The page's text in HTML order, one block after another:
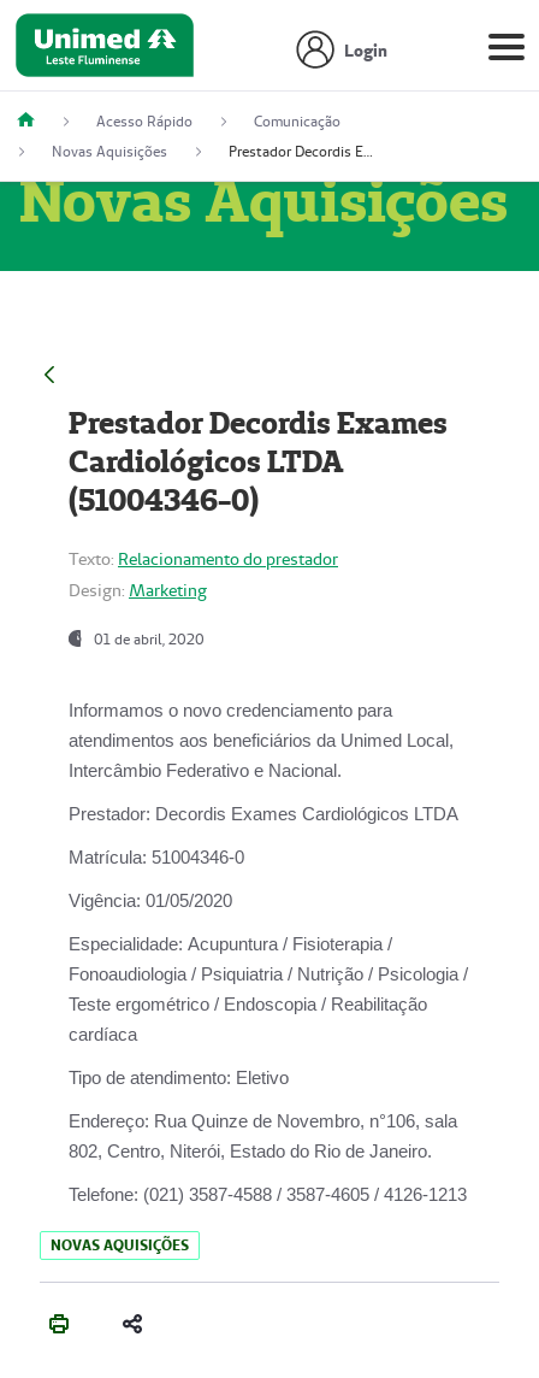
Login
Acesso Rápido
Comunicação
Novas Aquisições
Prestador Decordis Exames Cardiológicos LTDA (51004346-0)
Novas Aquisições
Prestador Decordis Exames
Cardiológicos LTDA
(51004346-0)
Texto: Relacionamento do prestador
Design: Marketing
01 de abril, 2020
Informamos o novo credenciamento para
atendimentos aos beneficiários da Unimed Local,
Intercâmbio Federativo e Nacional.
Prestador: Decordis Exames Cardiológicos LTDA
Matrícula: 51004346-0
Vigência: 01/05/2020
Especialidade: Acupuntura / Fisioterapia /
Fonoaudiologia / Psiquiatria / Nutrição / Psicologia /
Teste ergométrico / Endoscopia / Reabilitação
cardíaca
Tipo de atendimento: Eletivo
Endereço: Rua Quinze de Novembro, n°106, sala
802, Centro, Niterói, Estado do Rio de Janeiro.
Telefone: (021) 3587-4588 / 3587-4605 / 4126-1213
NOVAS AQUISIÇÕES